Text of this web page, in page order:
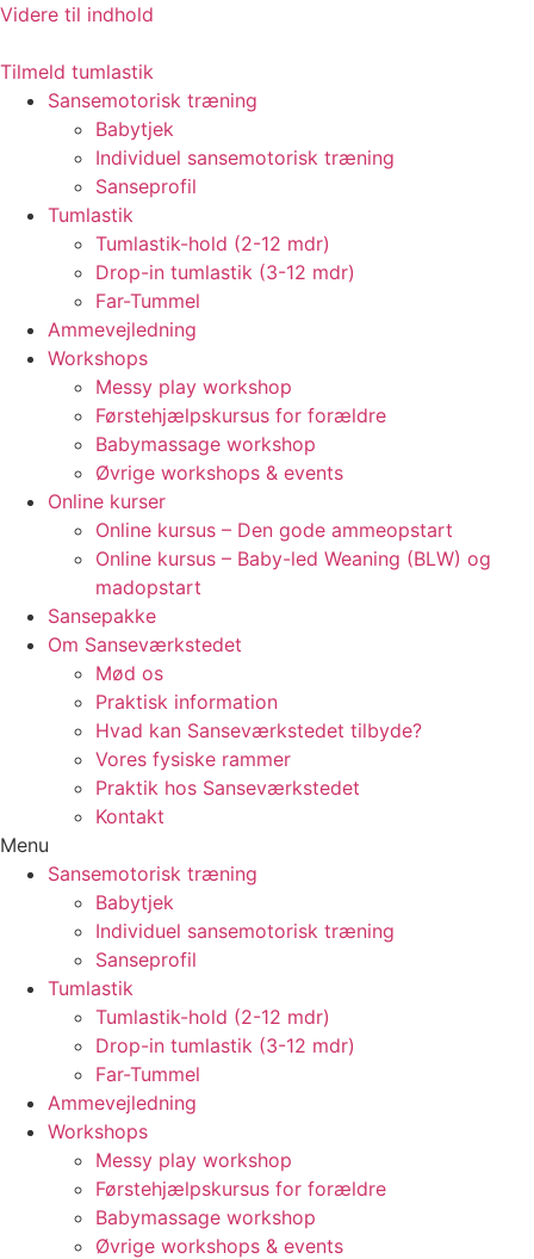
Videre til indhold
Tilmeld tumlastik
Sansemotorisk træning
Babytjek
Individuel sansemotorisk træning
Sanseprofil
Tumlastik
Tumlastik-hold (2-12 mdr)
Drop-in tumlastik (3-12 mdr)
Far-Tummel
Ammevejledning
Workshops
Messy play workshop
Førstehjælpskursus for forældre
Babymassage workshop
Øvrige workshops & events
Online kurser
Online kursus – Den gode ammeopstart
Online kursus – Baby-led Weaning (BLW) og
madopstart
Sansepakke
Om Sanseværkstedet
Mød os
Praktisk information
Hvad kan Sanseværkstedet tilbyde?
Vores fysiske rammer
Praktik hos Sanseværkstedet
Kontakt
Menu
Sansemotorisk træning
Babytjek
Individuel sansemotorisk træning
Sanseprofil
Tumlastik
Tumlastik-hold (2-12 mdr)
Drop-in tumlastik (3-12 mdr)
Far-Tummel
Ammevejledning
Workshops
Messy play workshop
Førstehjælpskursus for forældre
Babymassage workshop
Øvrige workshops & events